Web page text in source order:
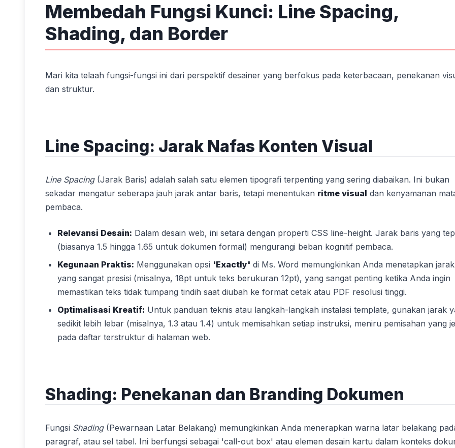
Membedah Fungsi Kunci: Line Spacing,
Shading, dan Border
Mari kita telaah fungsi-fungsi ini dari perspektif desainer yang berfokus pada keterbacaan, penekanan
dan struktur.
Line Spacing: Jarak Nafas Konten Visual
Line Spacing(Jarak Baris) adalah salah satu elemen tipografi terpenting yang sering diabaikan. Ini bukan
sekadar mengatur seberapa jauh jarak antar baris, tetapi menentukan ritme visual dan kenyamanan
pembaca.
Relevansi Desain: Dalam desain web, ini setara dengan properti CSS line-height. Jarak baris yang
(biasanya 1.5 hingga 1.65 untuk dokumen formal) mengurangi beban kognitif pembaca.
Kegunaan Praktis: Menggunakan opsi 'Exactly' di Ms. Word memungkinkan Anda menetapkan
yang sangat presisi (misalnya, 18pt untuk teks berukuran 12pt), yang sangat penting ketika Anda ingin
memastikan teks tidak tumpang tindih saat diubah ke format cetak atau PDF resolusi tinggi.
Optimalisasi Kreatif: Untuk panduan teknis atau langkah-langkah instalasi template, gunakan jarak
sedikit lebih lebar (misalnya, 1.3 atau 1.4) untuk memisahkan setiap instruksi, meniru pemisahan yang
pada daftar terstruktur di halaman web.
Shading: Penekanan dan Branding Dokumen
Fungsi Shading(Pewarnaan Latar Belakang) memungkinkan Anda menerapkan warna latar belakang
paragraf, atau sel tabel. Ini berfungsi sebagai 'call-out box' atau elemen desain kartu dalam konteks